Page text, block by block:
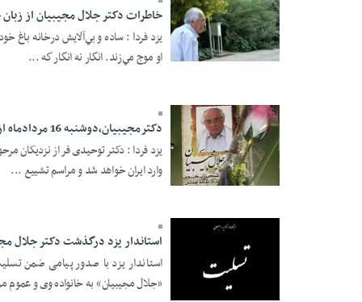
12 Mordad 1396 -
خاطرات دکتر جلال مجیبیان از
یزد فردا : ساده و بي‌آلايش درخانه
او موج مي‌زند. انگار نه انگار كه ...
11 Mordad 1396 -
دکترمجیبیان،دوشنبه 16 مردادماه از مسجد برخوردار تشعیع می شود
یزد فردا : دکتر توحیدی فر از نزدیکان
وارد ایران خواهد شد و مراسم تشییع ...
11 Mordad 1396 -
استاندار یزد درگذشت دکتر جلال
استاندار یزد با صدور پیامی ضمن
«جلال مجيبيان» به خانواده وی و عموم